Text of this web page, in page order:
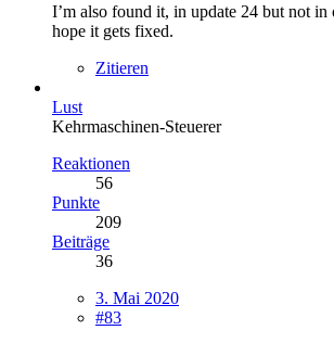
I’m also found it, in update 24 but not in
hope it gets fixed.
Zitieren
Lust
Kehrmaschinen-Steuerer
Reaktionen
56
Punkte
209
Beiträge
36
3. Mai 2020
#83